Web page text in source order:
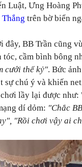
Luật, Ưng Hoàng
trên bờ biển
đây, BB Trần cũng
tóc, cầm bình bông
cưới thế kỷ". Bức
sự chú ý và khiến
lầy lại được
dí dỏm: "Chắc
"Rồi chơi vậy ai